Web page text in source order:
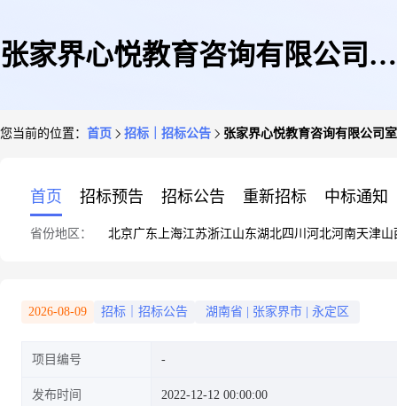
张家界心悦教育咨询有限公司室
您当前的位置： 首页 招标｜招标公告 张家界心悦教育咨询有限公司
首页 招标预告 招标公告 重新招标 中标通知
省份地区： 北京广东 上海江苏浙江山东湖北四川 河北河南天津山
2026-08-09 招标｜招标公告 湖南省 张家界市 永定区
项目编号
发布时间 2022-12-12 00:00:00